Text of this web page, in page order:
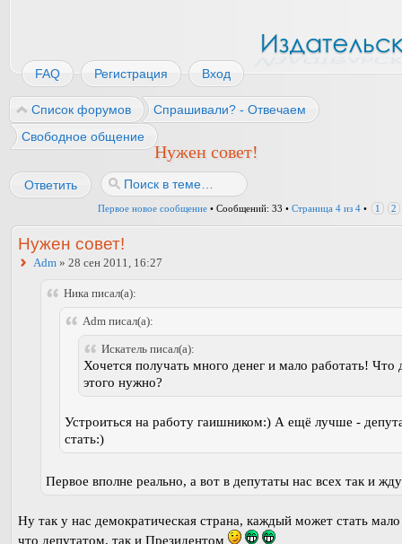
FAQ Регистрация Вход
Список форумов
Спрашивали? - Отвечаем
Свободное общение
Нужен совет!
Ответить
Первое новое сообщение • Сообщений: 33 • Страница 4 из 4 • 1 2
Нужен совет!
Adm » 28 сен 2011, 16:27
Ника писал(а):
Adm писал(а):
Искатель писал(а):
Хочется получать много денег и мало работать! Что
этого нужно?
Устроиться на работу гаишником:) А ещё лучше -
стать:)
Первое вполне реально, а вот в депутаты нас всех так и
Ну так у нас демократическая страна, каждый может стать мало
что депутатом, так и Президентом